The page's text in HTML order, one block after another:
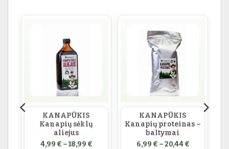
KANAPŪKIS
Kanapių sėklų
aliejus
4,99 € –18,99 €Price range: 4,99 € through 18,99 €
KANAPŪKIS
Kanapių proteinas –
baltymai
6,99 € –20,44€Price
range: 1,99 € through 45,00 €